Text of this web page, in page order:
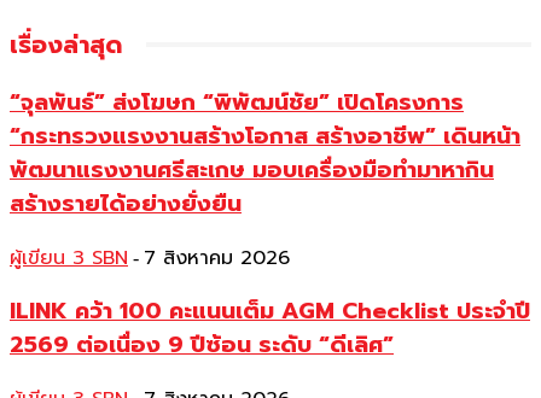
เรื่องล่าสุด
“จุลพันธ์” ส่งโฆษก “พิพัฒน์ชัย” เปิดโครงการ
“กระทรวงแรงงานสร้างโอกาส สร้างอาชีพ” เดินหน้า
พัฒนาแรงงานศรีสะเกษ มอบเครื่องมือทำมาหากิน
สร้างรายได้อย่างยั่งยืน
ผู้เขียน 3 SBN - 7 สิงหาคม 2026
ILINK คว้า 100 คะแนนเต็ม AGM Checklist ประจำปี
2569 ต่อเนื่อง 9 ปีซ้อน ระดับ “ดีเลิศ”